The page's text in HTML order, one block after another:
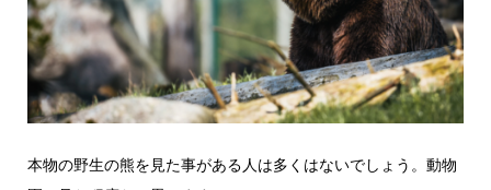
本物の野生の熊を見た事がある人は多くはないでしょう。動物